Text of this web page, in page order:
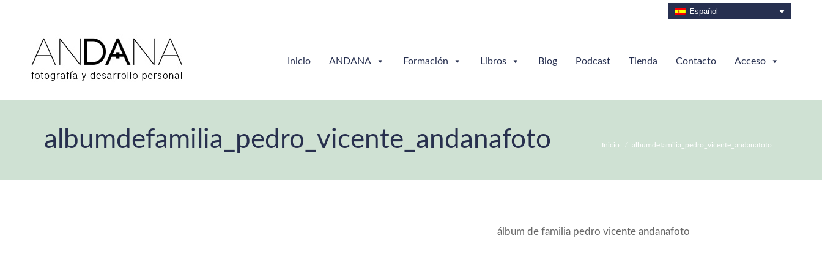
Español
Inicio ANDANA Formación Libros Blog Podcast Tienda Contacto Acceso
albumdefamilia_pedro_vicente_andanafoto Inicio albumdefamilia_pedro_vicente_andanafoto
álbum de familia pedro vicente andanafoto